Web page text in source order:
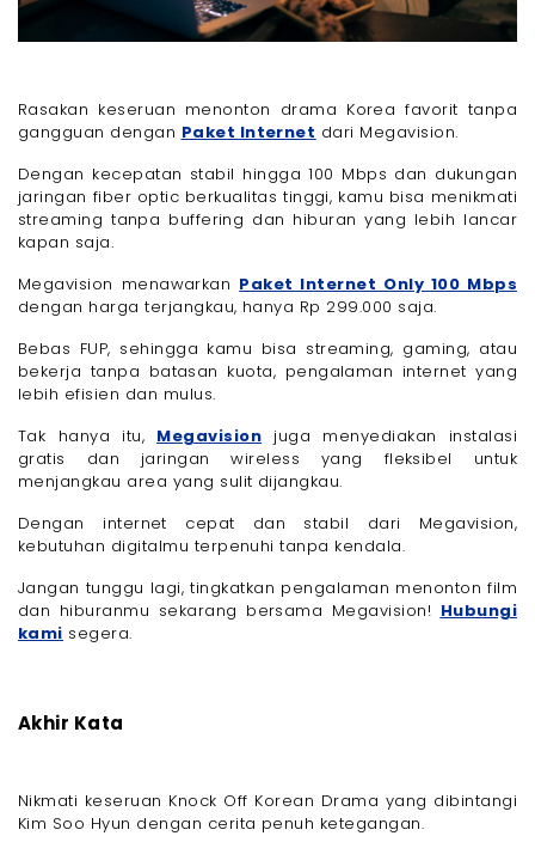
Rasakan keseruan menonton drama Korea favorit tanpa
gangguan dengan Paket Internet dari Megavision.
Dengan kecepatan stabil hingga 100 Mbps dan dukungan
jaringan fiber optic berkualitas tinggi, kamu bisa menikmati
streaming tanpa buffering dan hiburan yang lebih lancar
kapan saja.
Megavision menawarkan Paket Internet Only 100 Mbps
dengan harga terjangkau, hanya Rp 299.000 saja.
Bebas FUP, sehingga kamu bisa streaming, gaming, atau
bekerja tanpa batasan kuota, pengalaman internet yang
lebih efisien dan mulus.
Tak hanya itu, Megavision juga menyediakan instalasi
gratis dan jaringan wireless yang fleksibel untuk
menjangkau area yang sulit dijangkau.
Dengan internet cepat dan stabil dari Megavision,
kebutuhan digitalmu terpenuhi tanpa kendala.
Jangan tunggu lagi, tingkatkan pengalaman menonton film
dan hiburanmu sekarang bersama Megavision! Hubungi
kami segera.
Akhir Kata
Nikmati keseruan Knock Off Korean Drama yang dibintangi
Kim Soo Hyun dengan cerita penuh ketegangan.